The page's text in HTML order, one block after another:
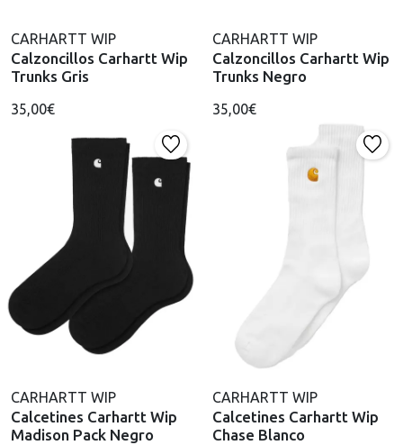
CARHARTT WIP
Calzoncillos Carhartt Wip
Trunks Gris
35,00€
CARHARTT WIP
Calzoncillos Carhartt Wip
Trunks Negro
35,00€
CARHARTT WIP
Calcetines Carhartt Wip
Madison Pack Negro
CARHARTT WIP
Calcetines Carhartt Wip
Chase Blanco